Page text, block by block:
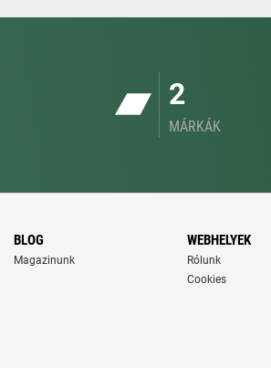
2
MÁRKÁK
BLOG
Magazinunk
WEBHELYEK
Rólunk
Cookies